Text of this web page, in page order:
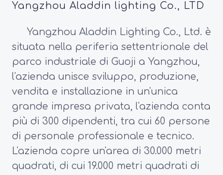
Yangzhou Aladdin lighting Co., LTD
Yangzhou Aladdin Lighting Co., Ltd. è
situata nella periferia settentrionale del
parco industriale di Guoji a Yangzhou,
l'azienda unisce sviluppo, produzione,
vendita e installazione in un'unica
grande impresa privata, l'azienda conta
più di 300 dipendenti, tra cui 60 persone
di personale professionale e tecnico.
L'azienda copre un'area di 30.000 metri
quadrati, di cui 19.000 metri quadrati di